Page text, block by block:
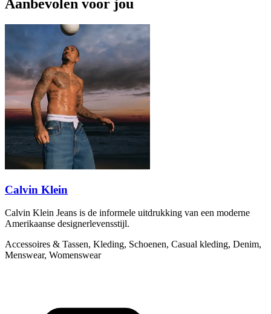
Aanbevolen voor jou
Calvin Klein
Calvin Klein Jeans is de informele uitdrukking van een moderne
Amerikaanse designerlevensstijl.
Accessoires & Tassen, Kleding, Schoenen, Casual kleding, Denim,
Menswear, Womenswear